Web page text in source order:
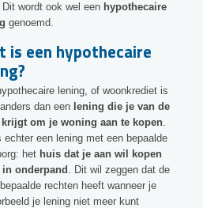
wordt ook wel een hypothecaire
genoemd.
is een hypothecaire
lening, of woonkrediet is
dan een lening die je van de
krijgt om je woning aan te kopen.
echter een lening met een bepaalde
het huis dat je aan wil kopen
in onderpand . Dit wil zeggen dat de
rechten heeft wanneer je
je lening niet meer kunt